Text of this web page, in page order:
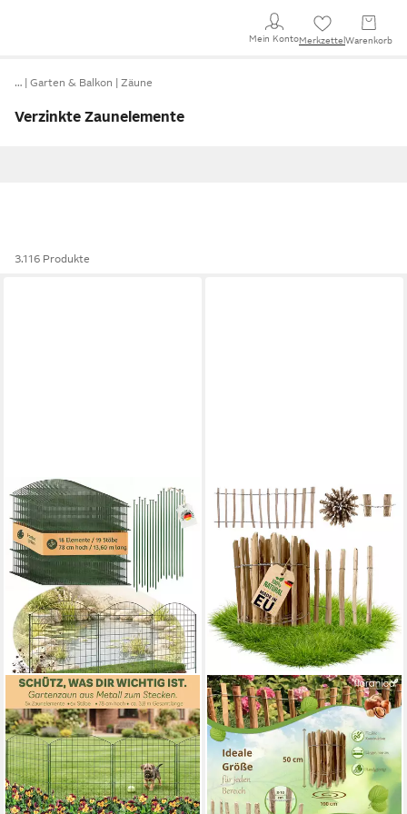
Mein KontoMerkzettel Warenkorb
… Garten & Balkon Zäune
Verzinkte Zaunelemente
3.116 Produkte